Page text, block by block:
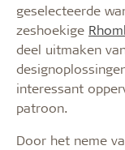
geselecteerde
zeshoekige
deel uitmaken
interessant
patroon.
Door het neme